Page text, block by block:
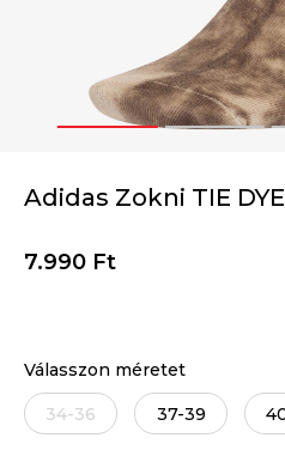
1 2
Adidas Zokni TIE DYE
7.990 Ft
Válasszon méretet
34-36 37-39